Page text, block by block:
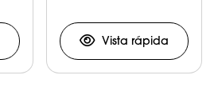
VentaVista rápida